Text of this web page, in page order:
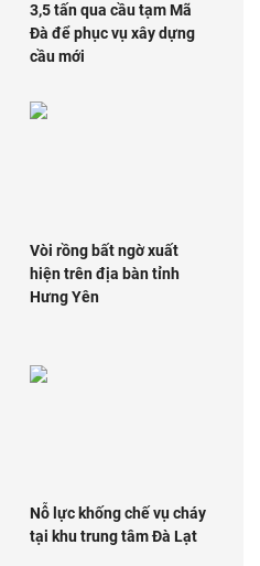
3,5 tấn qua cầu tạm Mã
Đà để phục vụ xây dựng
cầu mới
Vòi rồng bất ngờ xuất
hiện trên địa bàn tỉnh
Hưng Yên
Nỗ lực khống chế vụ cháy
tại khu trung tâm Đà Lạt